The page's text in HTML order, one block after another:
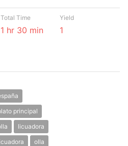
Total Time
1 hr 30 min
Yield
1
principal
licuadora
olla